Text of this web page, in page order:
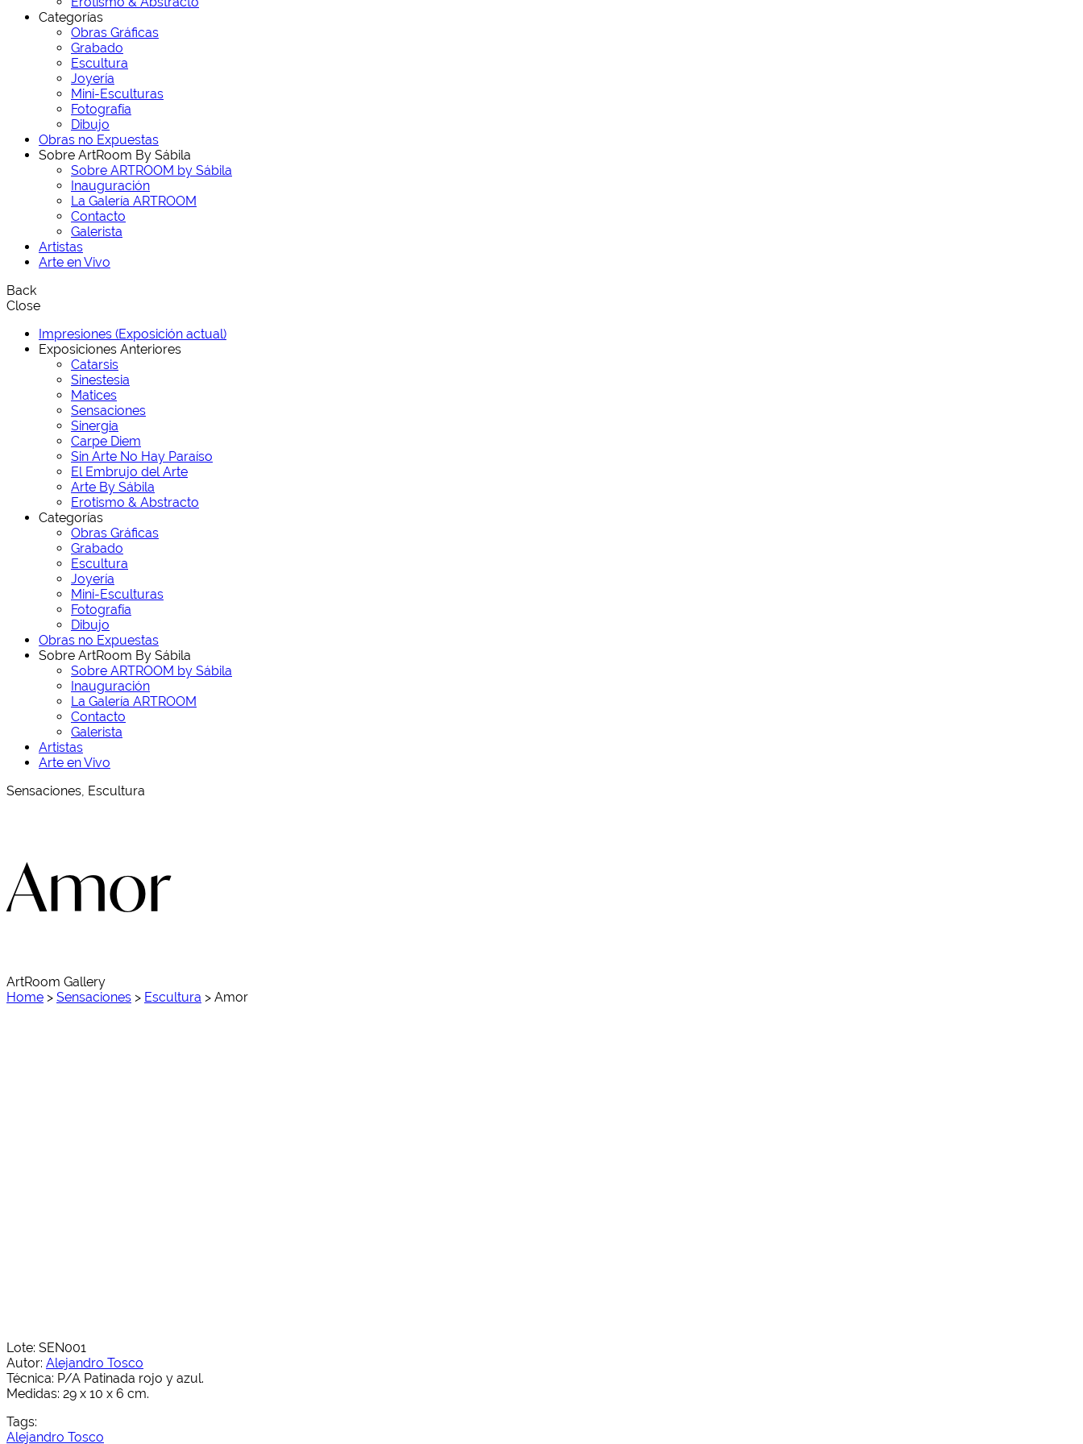
Categorías
Obras Gráficas
Grabado
Escultura
Joyería
Mini-Esculturas
Fotografía
Dibujo
Obras no Expuestas
Sobre ArtRoom By Sábila
Sobre ARTROOM by Sábila
Inauguración
La Galería ARTROOM
Contacto
Galerista
Artistas
Arte en Vivo
Back
Close
Impresiones (Exposición actual)
Exposiciones Anteriores
Catarsis
Sinestesia
Matices
Sensaciones
Sinergia
Carpe Diem
Sin Arte No Hay Paraíso
El Embrujo del Arte
Arte By Sábila
Erotismo & Abstracto
Categorías
Obras Gráficas
Grabado
Escultura
Joyería
Mini-Esculturas
Fotografía
Dibujo
Obras no Expuestas
Sobre ArtRoom By Sábila
Sobre ARTROOM by Sábila
Inauguración
La Galería ARTROOM
Contacto
Galerista
Artistas
Arte en Vivo
Sensaciones, Escultura
Amor
ArtRoom Gallery
Home > Sensaciones > Escultura > Amor
Lote: SEN001
Autor: Alejandro Tosco
Técnica: P/A Patinada rojo y azul.
Medidas: 29 x 10 x 6 cm.
Tags:
Alejandro Tosco